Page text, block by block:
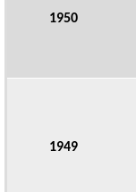
1950
1949